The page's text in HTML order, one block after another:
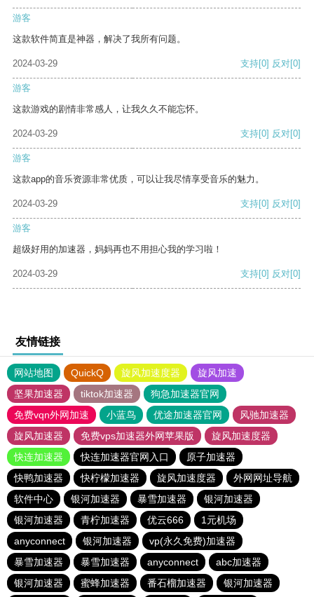
游客
这款软件简直是神器，解决了我所有问题。
2024-03-29 支持[0] 反对[0]
游客
这款游戏的剧情非常感人，让我久久不能忘怀。
2024-03-29 支持[0] 反对[0]
游客
这款app的音乐资源非常优质，可以让我尽情享受音乐的魅力。
2024-03-29 支持[0] 反对[0]
游客
超级好用的加速器，妈妈再也不用担心我的学习啦！
2024-03-29 支持[0] 反对[0]
友情链接
网站地图 QuickQ 旋风加速度器
旋风加速
坚果加速器
tiktok加速器
狗急加速器官网
免费vqn外网加速
小蓝鸟 优途加速器官网
风驰加速器
旋风加速器
免费vps加速器外网苹果版
旋风加速度器
快连加速器
快连加速器官网入口
原子加速器
快鸭加速器
快柠檬加速器 旋风加速度器
外网网址导航
软件中心
银河加速器 暴雪加速器
银河加速器
银河加速器
青柠加速器 优云666
1元机场
anyconnect
银河加速器
vp(永久免费)加速器
暴雪加速器
暴雪加速器 anyconnect
abc加速器
银河加速器
蜜蜂加速器 番石榴加速器 银河加速器